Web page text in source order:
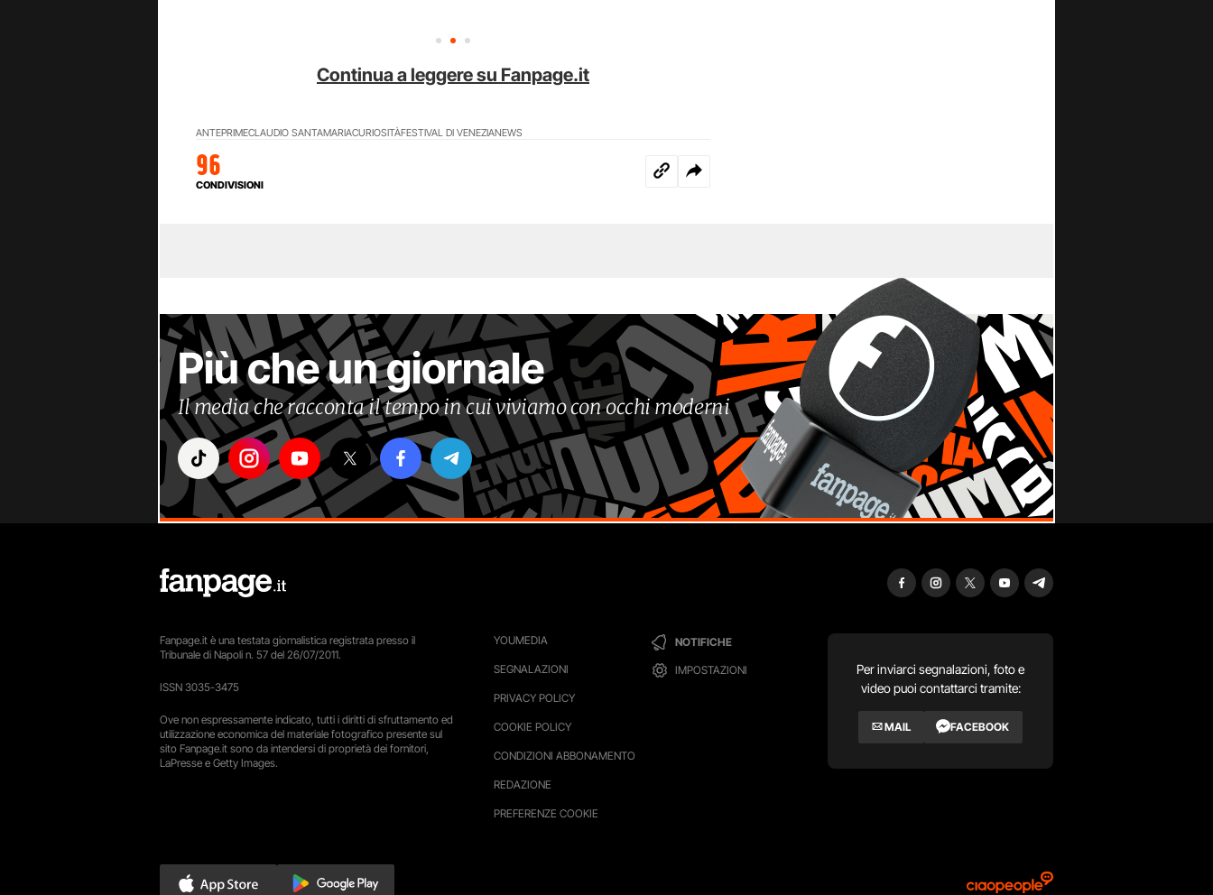
Continua a leggere su Fanpage.it
ANTEPRIMECLAUDIO SANTAMARIACURIOSITÀFESTIVAL DI VENEZIANEWS
96
CONDIVISIONI
Più che un giornale
Il media che racconta il tempo in cui viviamo con occhi moderni
YOUMEDIA
SEGNALAZIONI
PRIVACY POLICY
COOKIE POLICY
CONDIZIONI ABBONAMENTO
REDAZIONE
PREFERENZE COOKIE
NOTIFICHE
IMPOSTAZIONI
Per inviarci segnalazioni, foto e
video puoi contattarci tramite:
MAIL FACEBOOK
Fanpage.it è una testata giornalistica registrata presso il
Tribunale di Napoli n. 57 del 26/07/2011.
ISSN 3035-3475
Ove non espressamente indicato, tutti i diritti di sfruttamento ed
utilizzazione economica del materiale fotografico presente sul
sito Fanpage.it sono da intendersi di proprietà dei fornitori,
LaPresse e Getty Images.